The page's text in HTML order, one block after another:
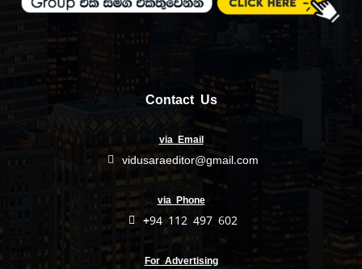
Contact Us
via Email
vidusaraeditor@gmail.com
via Phone
+94 112 497 602
For Advertising